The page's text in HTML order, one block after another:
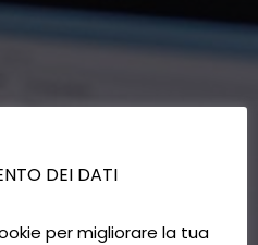
DEI DATI
per migliorare la tua